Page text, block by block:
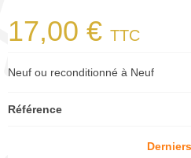
17,00 € TTC
Neuf ou reconditionné à Neuf
Référence